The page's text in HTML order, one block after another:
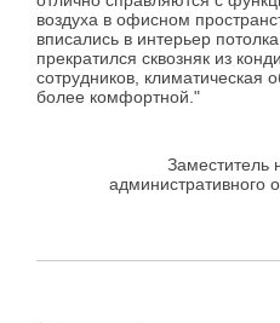
воздуха в офисном
вписались в интерьер
прекратился сквозняк из
сотрудников, климатическая
более комфортной."
Заместитель
административного